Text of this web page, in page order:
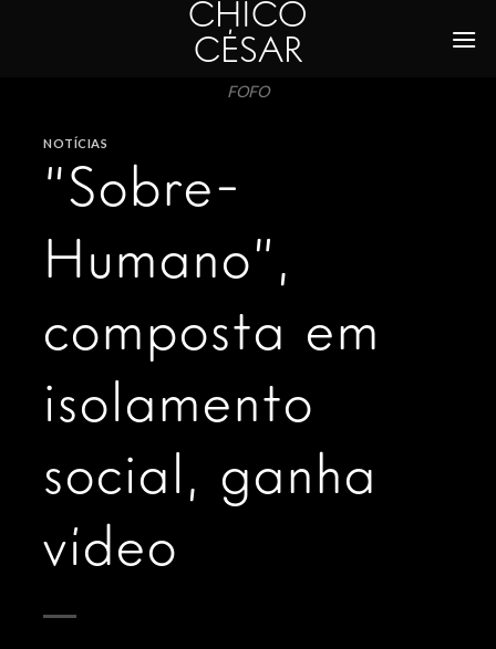
CHICO
CÉSAR
FOFO
NOTÍCIAS
“Sobre-
Humano”,
composta em
isolamento
social, ganha
vídeo